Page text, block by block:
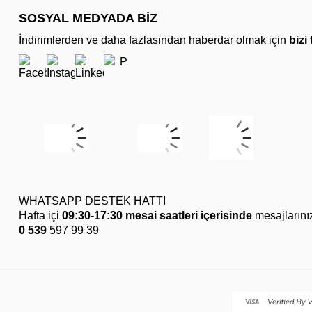
SOSYAL MEDYADA BİZ
İndirimlerden ve daha fazlasından haberdar olmak için bizi
WHATSAPP DESTEK HATTI
Hafta içi 09:30-17:30 mesai saatleri içerisinde
0 539 597 99 39